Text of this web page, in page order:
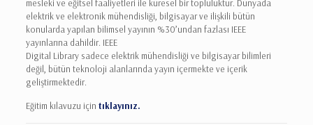
mesleki ve eğitsel faaliyetleri ile küresel bir topluluktur. Dünyada
elektrik ve elektronik mühendisliği, bilgisayar ve ilişkili bütün
konularda yapılan bilimsel yayının %30’undan fazlası IEEE
yayınlarına dahildir. IEEE
Digital Library sadece elektrik mühendisliği ve bilgisayar bilimleri
değil, bütün teknoloji alanlarında yayın içermekte ve içerik
geliştirmektedir.
Eğitim kılavuzu için tıklayınız.